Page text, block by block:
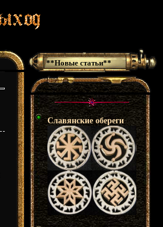
**Новые статьи**
Славянские обереги